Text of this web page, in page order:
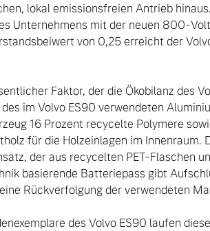
lokal emissionsfreien Antrieb
Unternehmens mit der neuen 800-
von 0,25 erreicht der
Faktor, der die Ökobilanz des
im Volvo ES90 verwendeten
16 Prozent recycelte Polymere
für die Holzeinlagen im
der aus recycelten PET-Flaschen
basierende Batteriepass gibt
Rückverfolgung der verwendeten
des Volvo ES90 laufen